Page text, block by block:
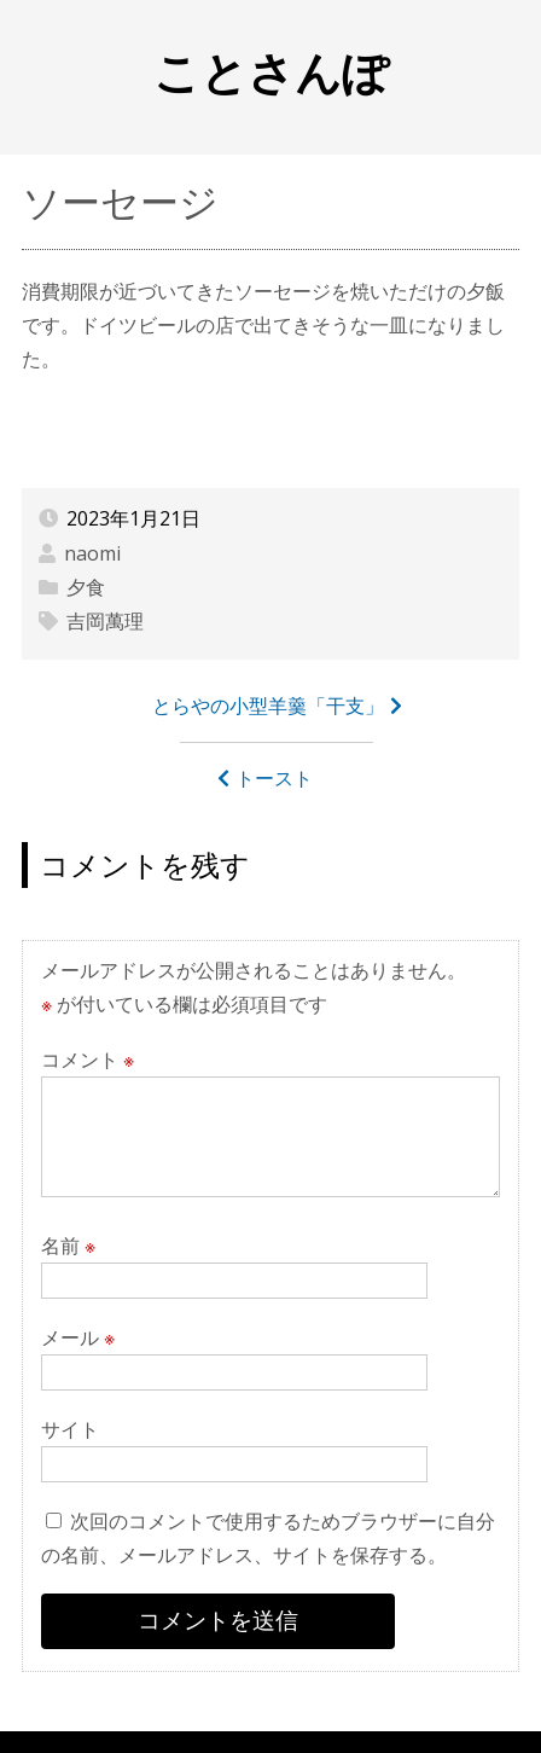
ことさんぽ
ソーセージ
消費期限が近づいてきたソーセージを焼いただけの夕飯
です。ドイツビールの店で出てきそうな一皿になりまし
た。
2023年1月21日
naomi
夕食
吉岡萬理
ゲ
ー
シ
ョ
ン
とらやの小型羊羹「干支」
トースト
コメントを残す
メールアドレスが公開されることはありません。
※が付いている欄は必須項目です
コメント ※
名前※
メール※
サイト
次回のコメントで使用するためブラウザーに自分
の名前、メールアドレス、サイトを保存する。